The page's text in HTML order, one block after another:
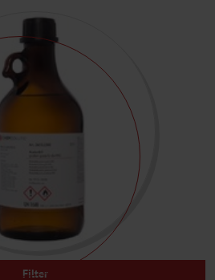
Filter